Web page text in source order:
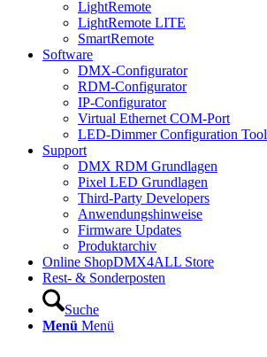
LightRemote
LightRemote LITE
SmartRemote
Software
DMX-Configurator
RDM-Configurator
IP-Configurator
Virtual Ethernet COM-Port
LED-Dimmer Configuration Tool
Support
DMX RDM Grundlagen
Pixel LED Grundlagen
Third-Party Developers
Anwendungshinweise
Firmware Updates
Produktarchiv
Online ShopDMX4ALL Store
Rest- & Sonderposten
Suche
Menü Menü